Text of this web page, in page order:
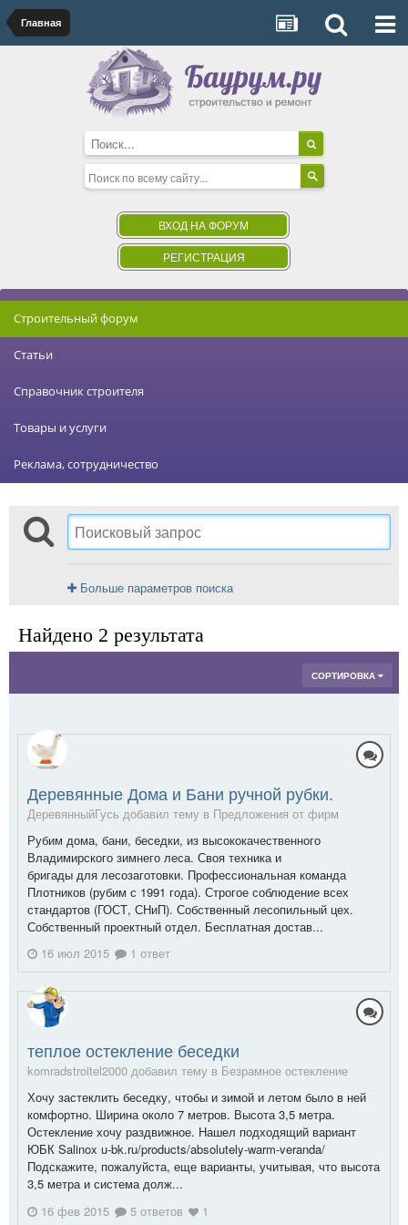
Главная
ВХОД НА ФОРУМ
РЕГИСТРАЦИЯ
Строительный форум
Статьи
Справочник строителя
Товары и услуги
Реклама, сотрудничество
Больше параметров поиска
Найдено 2 результата
СОРТИРОВКА
Деревянные Дома и Бани ручной рубки.
ДеревянныйГусь добавил тему в Предложения от фирм
Рубим дома, бани, беседки, из высококачественного
Владимирского зимнего леса. Своя техника и
бригады для лесозаготовки. Профессиональная команда
Плотников (рубим с 1991 года). Строгое соблюдение всех
стандартов (ГОСТ, СНиП). Собственный лесопильный цех.
Собственный проектный отдел. Бесплатная достав...
16 июл 2015
1 ответ
теплое остекление беседки
komradstroitel2000 добавил тему в Безрамное остекление
Хочу застеклить беседку, чтобы и зимой и летом было в ней
комфортно. Ширина около 7 метров. Высота 3,5 метра.
Остекление хочу раздвижное. Нашел подходящий вариант
ЮБК Salinox u-bk.ru/products/absolutely-warm-veranda/
Подскажите, пожалуйста, еще варианты, учитывая, что высота
3,5 метра и система долж...
16 фев 2015
5 ответов 1